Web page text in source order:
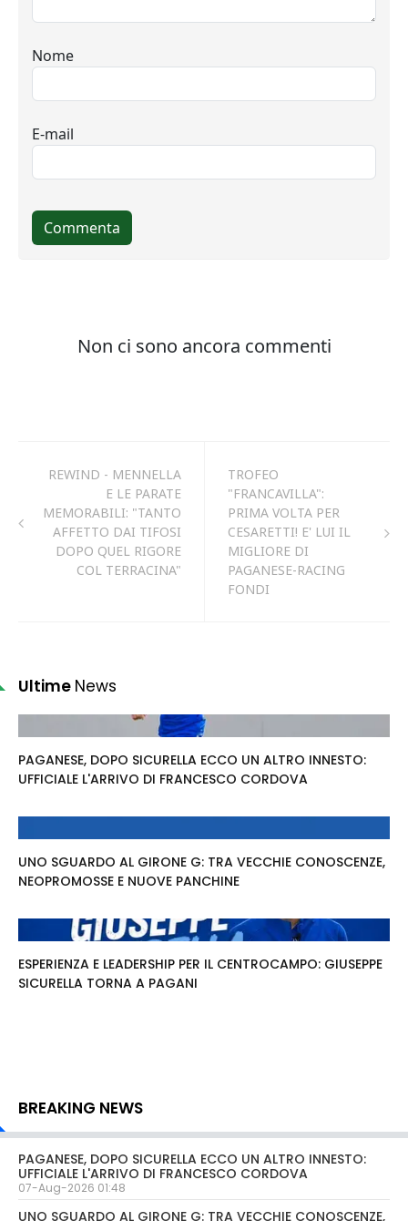
REWIND - MENNELLA
E LE PARATE
MEMORABILI: "TANTO
AFFETTO DAI TIFOSI
DOPO QUEL RIGORE
COL TERRACINA"
TROFEO
"FRANCAVILLA":
PRIMA VOLTA PER
CESARETTI! E' LUI IL
MIGLIORE DI
PAGANESE-RACING
FONDI
Ultime News
PAGANESE, DOPO SICURELLA ECCO UN ALTRO INNESTO:
UFFICIALE L'ARRIVO DI FRANCESCO CORDOVA
UNO SGUARDO AL GIRONE G: TRA VECCHIE CONOSCENZE,
NEOPROMOSSE E NUOVE PANCHINE
ESPERIENZA E LEADERSHIP PER IL CENTROCAMPO: GIUSEPPE
SICURELLA TORNA A PAGANI
BREAKING NEWS
PAGANESE, DOPO SICURELLA ECCO UN ALTRO INNESTO:
UFFICIALE L'ARRIVO DI FRANCESCO CORDOVA
07-Aug-2026 01:48
UNO SGUARDO AL GIRONE G: TRA VECCHIE CONOSCENZE,